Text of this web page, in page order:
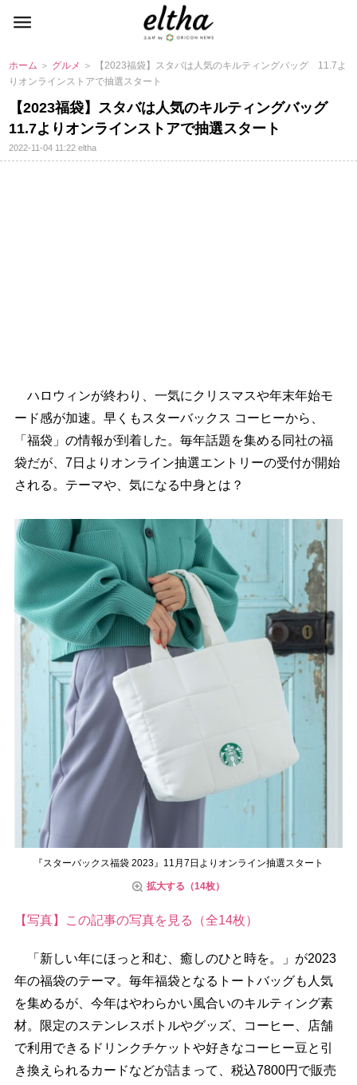
ホーム ＞ グルメ ＞ 【2023福袋】スタバは人気のキルティングバッグ 11.7よ
りオンラインストアで抽選スタート
【2023福袋】スタバは人気のキルティングバッグ
11.7よりオンラインストアで抽選スタート
2022-11-04 11:22eltha
ハロウィンが終わり、一気にクリスマスや年末年始モ
ード感が加速。早くもスターバックス コーヒーから、
「福袋」の情報が到着した。毎年話題を集める同社の福
袋だが、7日よりオンライン抽選エントリーの受付が開始
される。テーマや、気になる中身とは？
『スターバックス福袋 2023』11月7日よりオンライン抽選スタート
拡大する（14枚）
【写真】この記事の写真を見る（全14枚）
「新しい年にほっと和む、癒しのひと時を。」が2023
年の福袋のテーマ。毎年福袋となるトートバッグも人気
を集めるが、今年はやわらかい風合いのキルティング素
材。限定のステンレスボトルやグッズ、コーヒー、店舗
で利用できるドリンクチケットや好きなコーヒー豆と引
き換えられるカードなどが詰まって、税込7800円で販売